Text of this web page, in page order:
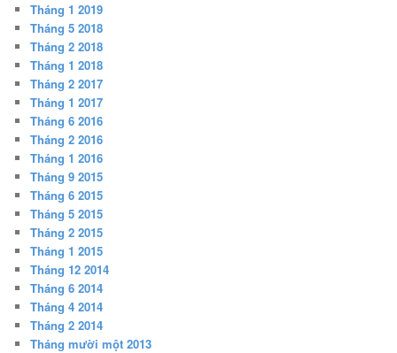
Tháng 1 2019
Tháng 5 2018
Tháng 2 2018
Tháng 1 2018
Tháng 2 2017
Tháng 1 2017
Tháng 6 2016
Tháng 2 2016
Tháng 1 2016
Tháng 9 2015
Tháng 6 2015
Tháng 5 2015
Tháng 2 2015
Tháng 1 2015
Tháng 12 2014
Tháng 6 2014
Tháng 4 2014
Tháng 2 2014
Tháng mười một 2013